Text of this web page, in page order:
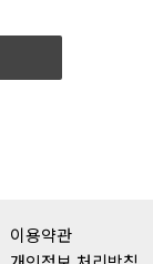
라
이용약관